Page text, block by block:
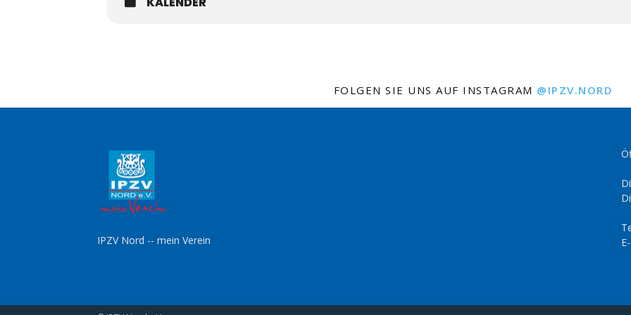
FOLGEN SIE UNS AUF INSTAGRAM @IPZV.NORD
IPZV Nord -- mein Verein